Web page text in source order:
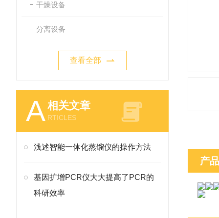
干燥设备
分离设备
查看全部
A相关文章
RTICLES
浅述智能一体化蒸馏仪的操作方法
基因扩增PCR仪大大提高了PCR的
科研效率
产